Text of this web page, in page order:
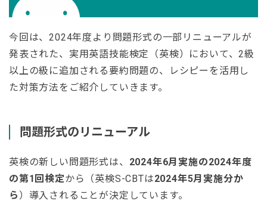
今回は、2024年度より問題形式の一部リニューアルが
発表された、実用英語技能検定（英検）において、2級
以上の級に追加される要約問題の、レシピーを活用し
た対策方法をご紹介していきます。
問題形式のリニューアル
英検の新しい問題形式は、 2024年6月実施の2024年度
の第1回検定から（英検S-CBTは2024年5月実施分か
ら ）導入されることが決定しています。